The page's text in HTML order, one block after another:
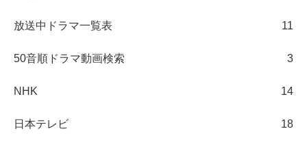
放送中ドラマ一覧表 11
50音順ドラマ動画検索 3
NHK 14
日本テレビ 18